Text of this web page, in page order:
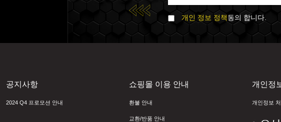
개인 정보 정책동의 합니다.
공지사항
2024 Q4 프로모션 안내
쇼핑몰 이용 안내
환불 안내
교환/반품 안내
개인정
개인정보